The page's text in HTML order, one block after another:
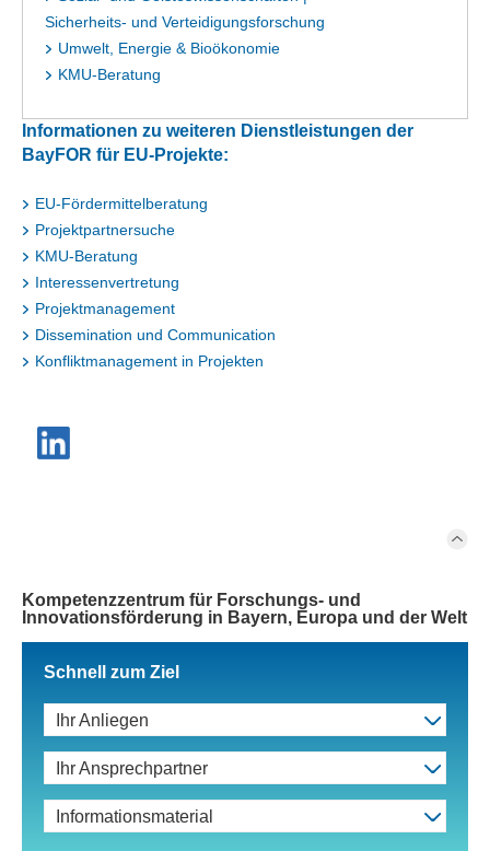
Sicherheits- und Verteidigungsforschung
Umwelt, Energie & Bioökonomie
KMU-Beratung
Informationen zu weiteren Dienstleistungen der
BayFOR für EU-Projekte:
EU-Fördermittelberatung
Projektpartnersuche
KMU-Beratung
Interessenvertretung
Projektmanagement
Dissemination und Communication
Konfliktmanagement in Projekten
Kompetenzzentrum für Forschungs- und
Innovationsförderung in Bayern, Europa und der Welt
Schnell zum Ziel
Ihr Anliegen
Ihr Ansprechpartner
Informationsmaterial